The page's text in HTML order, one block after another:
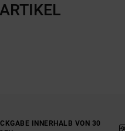
INNERHALB VON 30